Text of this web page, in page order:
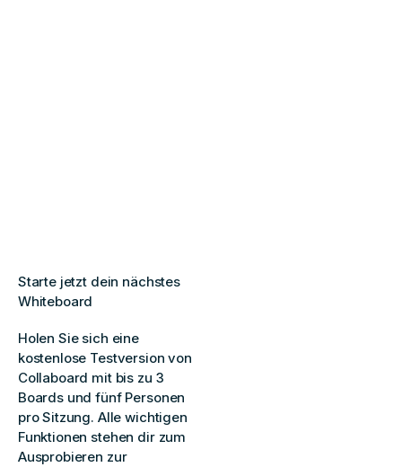
Starte jetzt dein nächstes
Whiteboard
Holen Sie sich eine
kostenlose Testversion von
Collaboard mit bis zu 3
Boards und fünf Personen
pro Sitzung. Alle wichtigen
Funktionen stehen dir zum
Ausprobieren zur